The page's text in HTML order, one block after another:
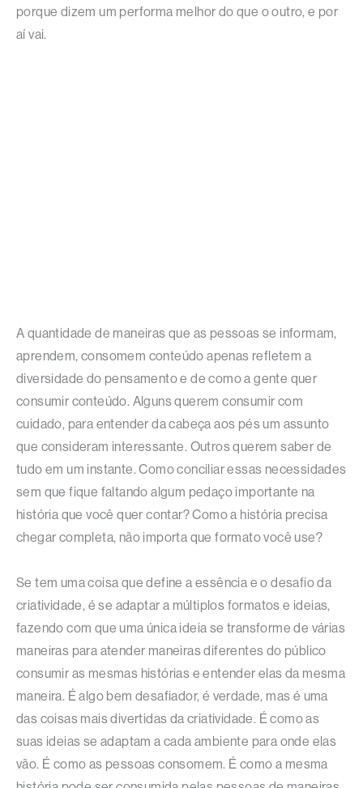
porque dizem um performa melhor do que o outro, e por
aí vai.
A quantidade de maneiras que as pessoas se informam,
aprendem, consomem conteúdo apenas refletem a
diversidade do pensamento e de como a gente quer
consumir conteúdo. Alguns querem consumir com
cuidado, para entender da cabeça aos pés um assunto
que consideram interessante. Outros querem saber de
tudo em um instante. Como conciliar essas necessidades
sem que fique faltando algum pedaço importante na
história que você quer contar? Como a história precisa
chegar completa, não importa que formato você use?
Se tem uma coisa que define a essência e o desafio da
criatividade, é se adaptar a múltiplos formatos e ideias,
fazendo com que uma única ideia se transforme de várias
maneiras para atender maneiras diferentes do público
consumir as mesmas histórias e entender elas da mesma
maneira. É algo bem desafiador, é verdade, mas é uma
das coisas mais divertidas da criatividade. É como as
suas ideias se adaptam a cada ambiente para onde elas
vão. É como as pessoas consomem. É como a mesma